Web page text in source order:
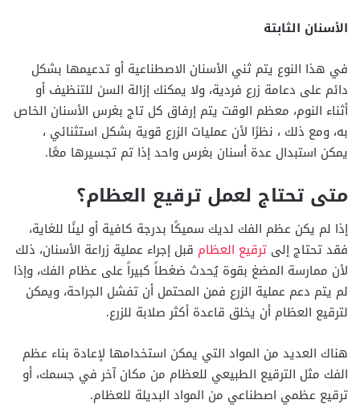
الأسنان الثابتة
في هذا النوع يتم ثني الأسنان الاصطناعية أو تدعيمها بشكل
دائم على دعامة زرع فردية، ولا يمكنك إزالة السن للتنظيف أو
أثناء النوم، معظم الوقت يتم إرفاق كل تاج بغرس الأسنان الخاص
به، ومع ذلك ، نظرًا لأن عمليات الزرع قوية بشكل استثنائي ،
يمكن استبدال عدة أسنان بغرس واحد إذا تم تجسيرها معًا.
متى تحتاج لعمل ترقيع العظام؟
إذا لم يكن عظم الفك لديك سميكًا بدرجة كافية أو لينًا للغاية،
فقد تحتاج إلى ترقيع العظام قبل إجراء عملية زراعة الأسنان، ذلك
لأن ممارسة المضغ بقوة يُحدث ضغطاً كبيراً على عظام الفك، وإذا
لم يتم دعم عملية الزرع فمن المحتمل أن تفشل الجراحة، ويمكن
لترقيع العظام أن يخلق قاعدة أكثر صلابة للزرع.
هناك العديد من المواد التي يمكن استخدامها لإعادة بناء عظم
الفك مثل الترقيع الطبيعي للعظام من مكان آخر في جسمك، أو
ترقيع عظمي اصطناعي من المواد البديلة للعظام.